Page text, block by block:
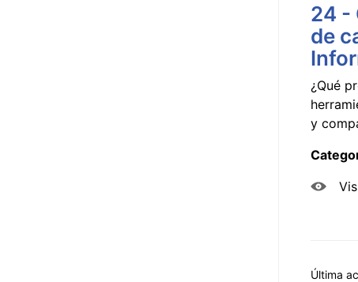
24 -
de
¿Qué
y
Última